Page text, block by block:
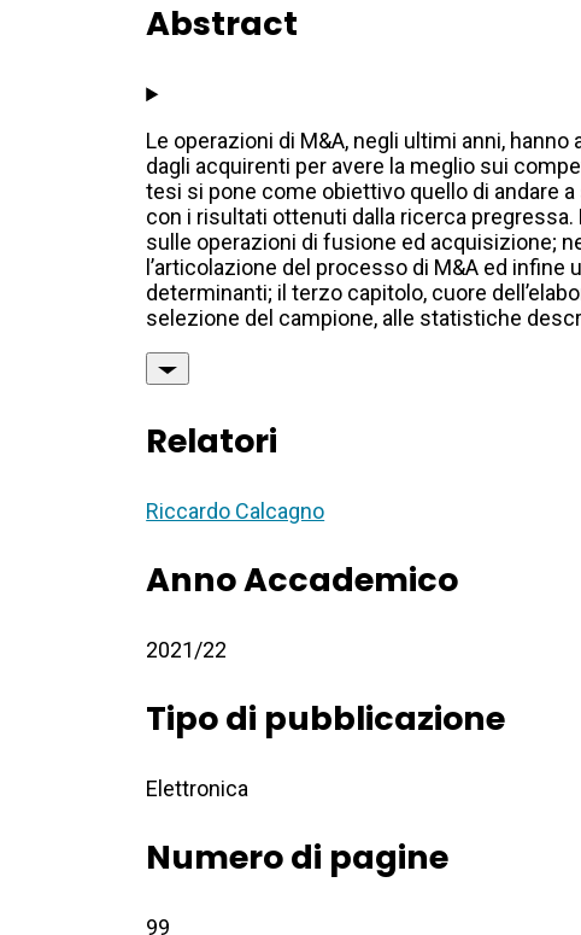
Abstract
Le operazioni di M&A, negli ultimi anni,
dagli acquirenti per avere la meglio sui
tesi si pone come obiettivo quello di andare
con i risultati ottenuti dalla ricerca
sulle operazioni di fusione ed acquisizione;
l’articolazione del processo di M&A ed
determinanti; il terzo capitolo, cuore
selezione del campione, alle statistiche
Relatori
Riccardo Calcagno
Anno Accademico
2021/22
Tipo di pubblicazione
Elettronica
Numero di pagine
99